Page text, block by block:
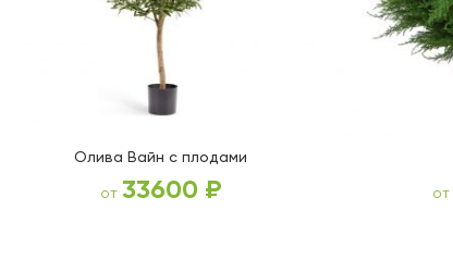
Олива Вайн с плодами
от 33600 ₽ от